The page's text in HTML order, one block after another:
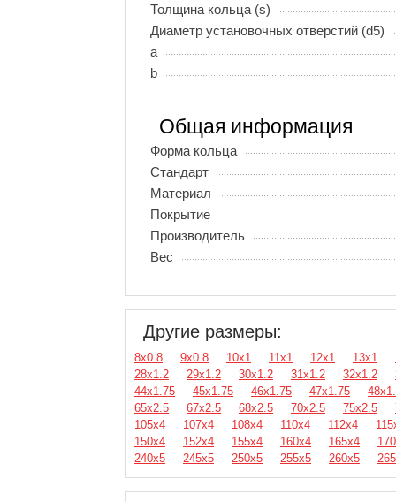
Толщина кольца (s)
Диаметр установочных отверстий (d5)
a
b
Общая информация
Форма кольца
Стандарт
Материал
Покрытие
Производитель
Вес
Другие размеры:
8х0.8 9х0.8 10х1 11х1 12х1 13х1
28х1.2
29х1.2 30х1.2 31х1.2 32х1.2
44х1.75
45х1.75 46х1.75 47х1.75
65х2.5
67х2.5 68х2.5 70х2.5 75х2.5
105х4
107х4 108х4 110х4 112х4
150х4
152х4 155х4 160х4 165х4
240х5
245х5 250х5 255х5 260х5